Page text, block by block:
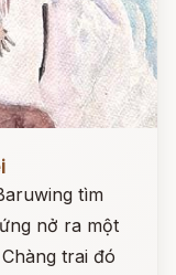
tìm
nở ra một
trai đó